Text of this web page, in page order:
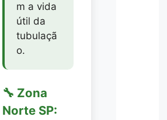
m a vida
útil da
tubulaçã
o.
🔧 Zona
Norte SP: